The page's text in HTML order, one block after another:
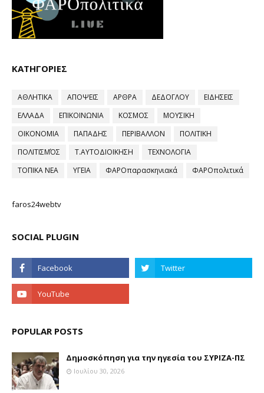
ΚΑΤΗΓΟΡΙΕΣ
ΑΘΛΗΤΙΚΑ ΑΠΟΨΕΙΣ ΑΡΘΡΑ ΔΕΔΟΓΛΟΥ
ΕΙΔΗΣΕΙΣ
ΕΛΛΑΔΑ
ΕΠΙΚΟΙΝΩΝΙΑ ΚΟΣΜΟΣ
ΜΟΥΣΙΚΗ
ΟΙΚΟΝΟΜΙΑ
ΠΑΠΑΔΗΣ ΠΕΡΙΒΑΛΛΟΝ
ΠΟΛΙΤΙΚΗ
ΠΟΛΙΤΙΣΜΌΣ
Τ.ΑΥΤΟΔΙΟΙΚΗΣΗ
ΤΕΧΝΟΛΟΓΙΑ
ΤΟΠΙΚΑ ΝΕΑ
ΥΓΕΙΑ ΦΑΡΟπαρασκηνιακά ΦΑΡΟπολιτικά
faros24webtv
SOCIAL PLUGIN
POPULAR POSTS
Δημοσκόπηση για την ηγεσία του ΣΥΡΙΖΑ-ΠΣ
Ιουλίου 30, 2026